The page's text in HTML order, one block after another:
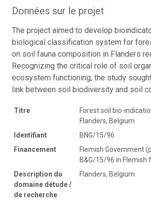
Données sur le projet
The project aimed to develop
biological classification system for
on soil fauna composition in Flanders
Recognizing the critical role of soil
ecosystem functioning, the study
link between soil biodiversity and soil
Titre
Forest soil bio-
Flanders, Belgium
Identifiant
BNG/15/96
Financement
Flemish Government
B&G/15/96 in Flemish
Description du
domaine détude /
de recherche
Flanders, Belgium